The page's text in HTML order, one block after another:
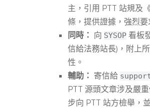
主，引用 PTT 站規及
條，提供證據，強烈要
同時： 向 SYSOP 看板
信給法務站長)，附上
性。
輔助： 寄信給
PTT 源頭文章涉及嚴
步向 PTT 站方檢舉，